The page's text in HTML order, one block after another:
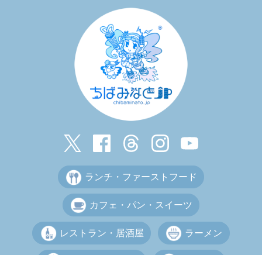
ランチ・ファーストフード
カフェ・パン・スイーツ
レストラン・居酒屋 ラーメン